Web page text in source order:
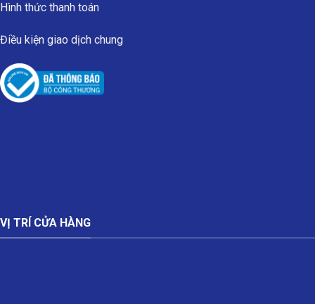
Hình thức thanh toán
Điều kiện giao dịch chung
VỊ TRÍ CỬA HÀNG